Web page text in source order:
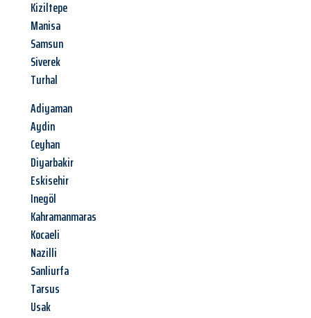
Kiziltepe
Manisa
Samsun
Siverek
Turhal
Adiyaman
Aydin
Ceyhan
Diyarbakir
Eskisehir
Inegöl
Kahramanmaras
Kocaeli
Nazilli
Sanliurfa
Tarsus
Usak